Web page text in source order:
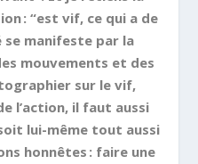
: “est vif, ce qui a de
manifeste par la
mouvements et des
sur le vif,
l’action, il faut aussi
lui-même tout aussi
honnêtes : faire une